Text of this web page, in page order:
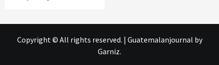
Copyright © All rights reserved. | Guatemalanjournal by
Garniz.